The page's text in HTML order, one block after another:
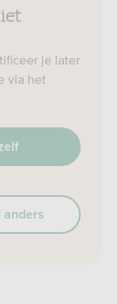
je later
via het
anders